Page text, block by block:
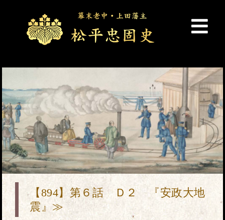
【894】第６話 Ｄ２ 『安政大地
震』≫